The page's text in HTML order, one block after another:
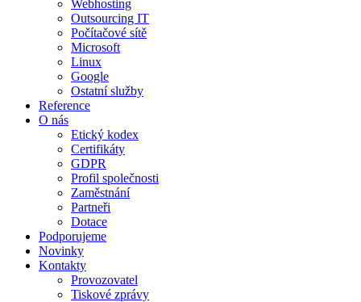
Webhosting
Outsourcing IT
Počítačové sítě
Microsoft
Linux
Google
Ostatní služby
Reference
O nás
Etický kodex
Certifikáty
GDPR
Profil společnosti
Zaměstnání
Partneři
Dotace
Podporujeme
Novinky
Kontakty
Provozovatel
Tiskové zprávy